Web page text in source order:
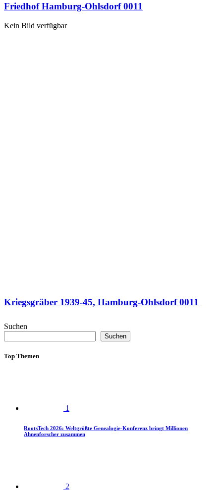
Friedhof Hamburg-Ohlsdorf 0011
Kein Bild verfügbar
Kriegsgräber 1939-45, Hamburg-Ohlsdorf 0011
Suchen
Suchen
Top Themen
1
RootsTech 2026: Weltgrößte Genealogie-Konferenz bringt Millionen
Ahnenforscher zusammen
2